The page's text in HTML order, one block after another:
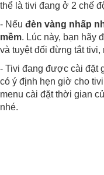
thể là tivi đang ở 2 chế
- Nếu đèn vàng nhấp
mềm. Lúc này, bạn hãy
và tuyệt đối đừng tắt tivi,
- Tivi đang được cài đặt
có ý định hẹn giờ cho
menu cài đặt thời gian
nhé.